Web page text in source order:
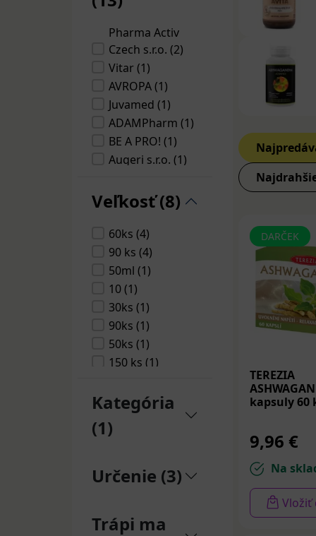
Môže tiež
tkanivového
pretože
dopamínu v
Ashwagandha
normalizačný
zmierňuje
obsahu železa
Rastúca
fyziológiu,
sa so
a imunitného
Užívanie
chorôb
všetky bežne
nespavosti
Ašvaganda
fyzickú
účinok. Ako
Pharma Activ
Czech s.r.o. (2)
Vitar (1)
AVROPA (1)
Juvamed (1)
ADAMPharm (1)
BE A PRO! (1)
Augeri s.r.o. (1)
(1)
Pharma Activ (1)
KOMPAVA spol.
s r. o. (1)
TEREZIA
COMPANY s.r.o.
(1)
AVITA
INTERNATIONAL,
a. s. (1)
ADVANCE
s.r.o. (1)
Veľkosť (8)
60ks (4)
90 ks (4)
50ml (1)
10 (1)
30ks (1)
90ks (1)
50ks (1)
150 ks (1)
Kategória
(1)
Určenie (3)
Trápi ma
DARČEK
TEREZIA
kapsuly 60
9,96 €
Na
Vložiť